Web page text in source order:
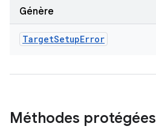
Génère
TargetSetupError
Méthodes protégées